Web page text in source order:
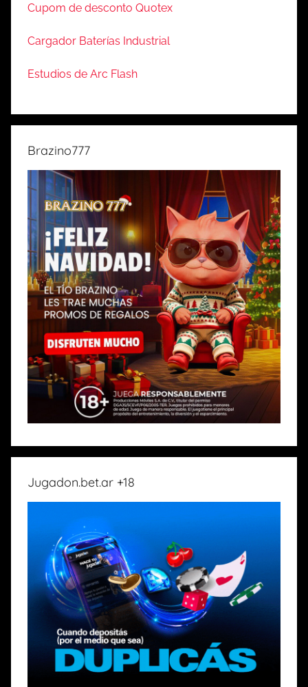
Cupom de desconto Quotex
Cargador Baterías Industrial
Estudios de Arc Flash
Brazino777
Jugadon.bet.ar +18